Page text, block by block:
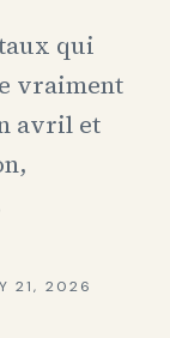
qui
vraiment
avril et
21, 2026